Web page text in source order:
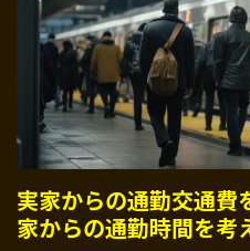
実家からの通勤交通費
家からの通勤時間を考